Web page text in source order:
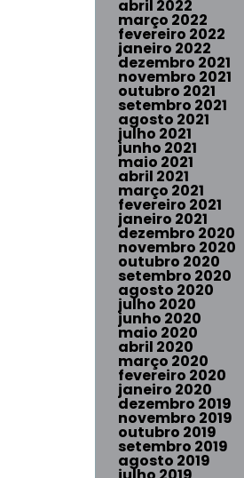
abril 2022
março 2022
fevereiro 2022
janeiro 2022
dezembro 2021
novembro 2021
outubro 2021
setembro 2021
agosto 2021
julho 2021
junho 2021
maio 2021
abril 2021
março 2021
fevereiro 2021
janeiro 2021
dezembro 2020
novembro 2020
outubro 2020
setembro 2020
agosto 2020
julho 2020
junho 2020
maio 2020
abril 2020
março 2020
fevereiro 2020
janeiro 2020
dezembro 2019
novembro 2019
outubro 2019
setembro 2019
agosto 2019